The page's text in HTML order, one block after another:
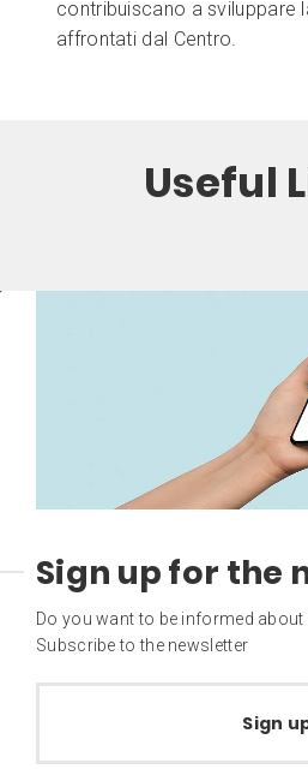
contribuiscano a sviluppare
affrontati dal Centro.
Useful
Sign up for the
Do you want to be informed about
Subscribe to the newsletter
Sign